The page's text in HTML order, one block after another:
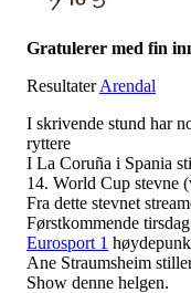
Gratulerer med fin
ResultaterArendal
I skrivende stund har
ryttere
I La Coruña i Spania
14. World Cup stevne
Fra dette stevnet
Førstkommende
Eurosport 1
Ane Straumsheim
Show denne helgen.